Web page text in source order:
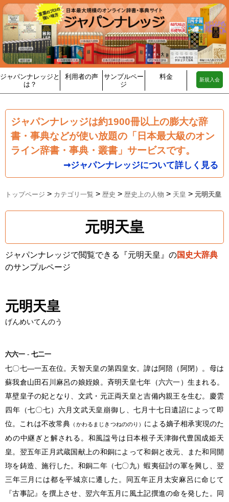
ジャパンナレッジと
は？
利用者の声
サンプルペー
ジ
料金 新規入会
ジャパンナレッジは約1900冊以上の膨大な辞
書・事典などが使い放題の「日本最大級のオン
ライン辞書・事典・叢書」サービスです。
➞ジャパンナレッジについて詳しく見る
トップページ > カテゴリ一覧 > 歴史 > 歴史上の人物 > 天皇 > 元明天皇
元明天皇
ジャパンナレッジで閲覧できる『元明天皇』の国史大辞典
のサンプルページ
元明天皇
げんめいてんのう
六六一 - 七二一
七〇七―一五在位。天智天皇の第四皇女。諱は阿陪（阿閉）。母は
蘇我倉山田石川麻呂の娘姪娘。斉明天皇七年（六六一）生まれる。
草壁皇子の妃となり、文武・元正両天皇と吉備内親王を生む。慶雲
四年（七〇七）六月文武天皇崩御し、七月十七日遺詔によって即
位。これは不改常典 （かわるまじきつねののり） による嫡子相承実現のた
めの中継ぎと解される。和風諡号は日本根子天津御代豊国成姫天
皇。翌五年正月武蔵国献上の和銅によって和銅と改元、また和同開
珎を鋳造、施行した。和銅二年（七〇九）蝦夷征討の軍を興し、翌
三年三月には都を平城京に遷した。同五年正月太安麻呂に命じて
『古事記』を撰上させ、翌六年五月に風土記撰進の命を発した。同